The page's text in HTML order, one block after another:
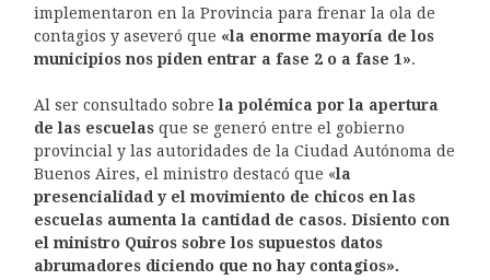
implementaron en la Provincia para frenar la ola de
contagios y aseveró que «la enorme mayoría de los
municipios nos piden entrar a fase 2 o a fase 1».
Al ser consultado sobrela polémica por la apertura
de las escuelasque se generó entre el gobierno
provincial y las autoridades de la Ciudad Autónoma de
Buenos Aires, el ministro destacó que «la
presencialidad y el movimiento de chicos en las
escuelas aumenta la cantidad de casos. Disiento con
el ministro Quiros sobre los supuestos datos
abrumadores diciendo que no hay contagios».